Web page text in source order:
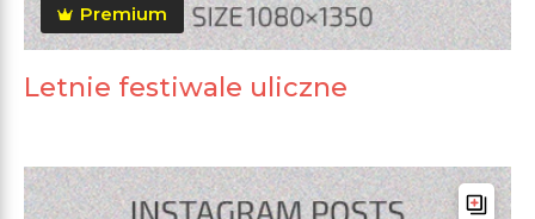
Premium
Letnie festiwale uliczne